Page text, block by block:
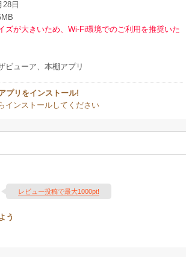
日
ズが大きいため、Wi-Fi環境でのご利用を推奨いた
ビューア、本棚アプリ
プリをインストール!
インストールしてください
レビュー投稿で最大1000pt!
う